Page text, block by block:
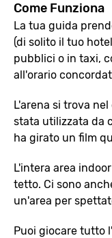
Come Funziona
La tua guida
(di solito il tuo
pubblici o in taxi,
all'orario
L'arena si trova
stata utilizzata da
ha girato un film
L'intera area
tetto. Ci sono
un'area per
Puoi giocare tutto